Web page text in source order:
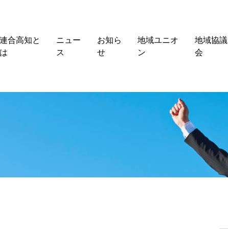
連合高知と
は
ニュー
ス
お知ら
せ
地域ユニオ
ン
地域協議
会